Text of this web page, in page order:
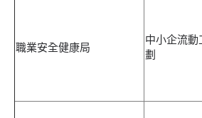
職業安全健康局
中小企流動
劃